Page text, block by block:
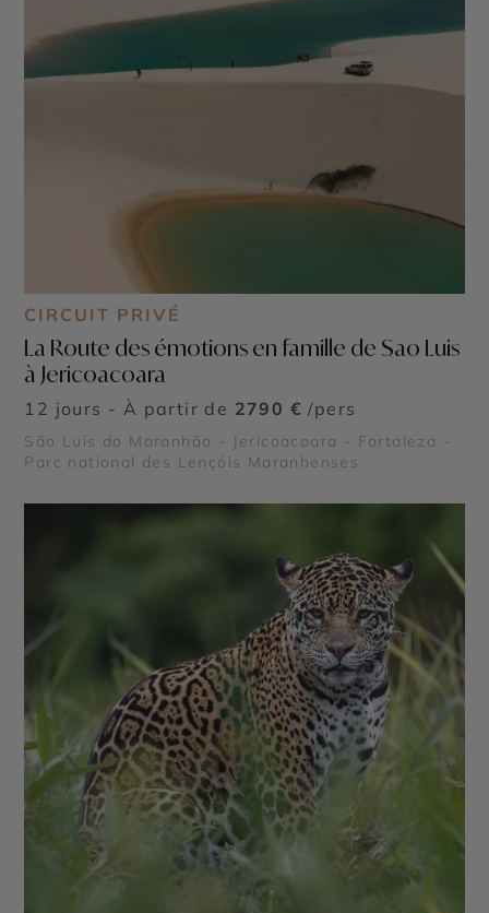
CIRCUIT PRIVÉ
La Route des émotions en famille de Sao Luis
à Jericoacoara
12 jours - À partir de 2790 € /pers
São Luis do Maranhão - Jericoacoara - Fortaleza -
Parc national des Lençóis Maranhenses